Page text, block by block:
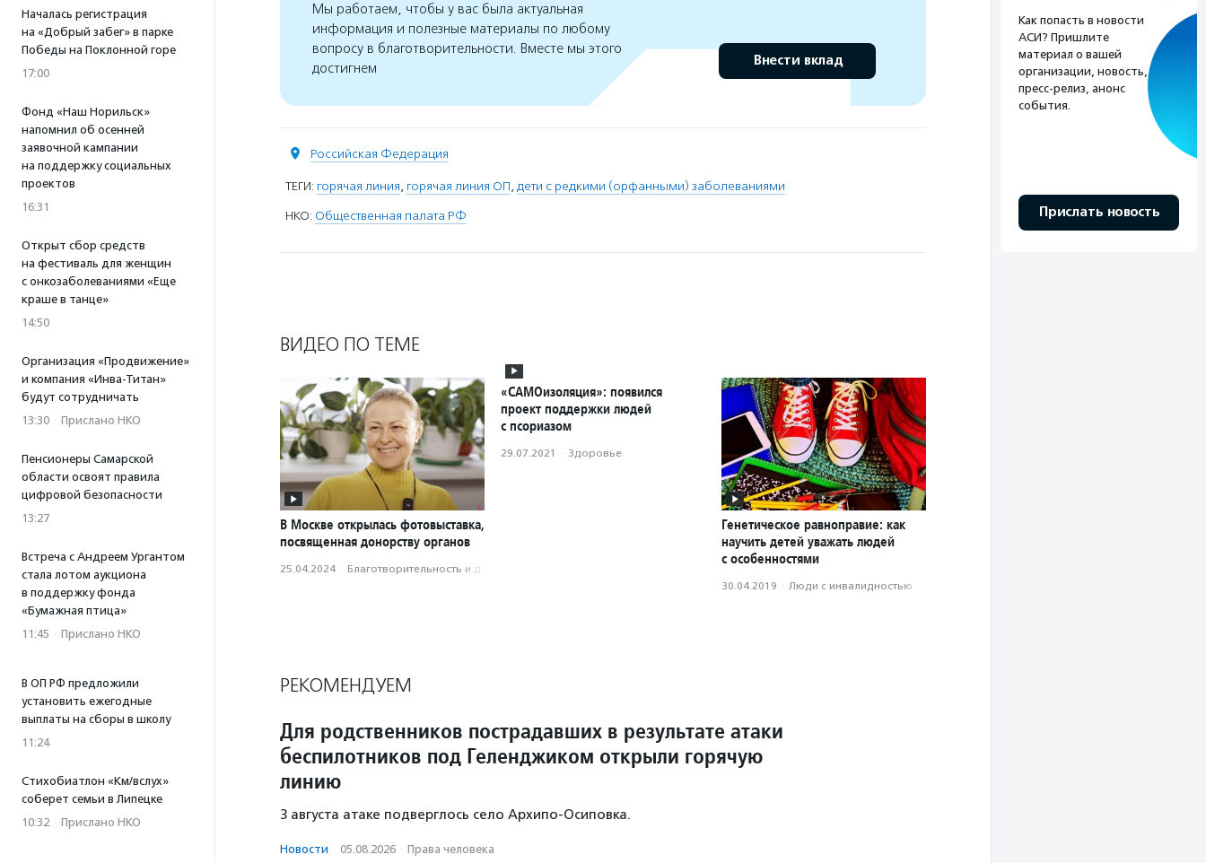
Началась регистрация
на «Добрый забег» в парке
Победы на Поклонной горе
17:00
Фонд «Наш Норильск»
напомнил об осенней
заявочной кампании
на поддержку социальных
проектов
16:31
Открыт сбор средств
на фестиваль для женщин
с онкозаболеваниями «Еще
краше в танце»
14:50
Организация «Продвижение»
и компания «Инва-Титан»
будут сотрудничать
13:30 · Прислано НКО
Пенсионеры Самарской
области освоят правила
цифровой безопасности
13:27
Встреча с Андреем Ургантом
стала лотом аукциона
в поддержку фонда
«Бумажная птица»
11:45 · Прислано НКО
В ОП РФ предложили
установить ежегодные
выплаты на сборы в школу
11:24
Стихобиатлон «Км/вслух»
соберет семьи в Липецке
10:32 · Прислано НКО
Мы работаем, чтобы у вас была актуальная
информация и полезные материалы по любому
вопросу в благотворительности. Вместе мы этого
достигнем
Внести вклад
Российская Федерация
ТЕГИ: горячая линия, горячая линия ОП, дети с редкими (орфанными) заболеваниями
НКО: Общественная палата РФ
ВИДЕО ПО ТЕМЕ
В Москве открылась фотовыставка,
посвященная донорству органов
25.04.2024 · Благотвори­тель­ность и доброволь­чест­во
«САМОизоляция»: появился
проект поддержки людей
с псориазом
29.07.2021 · Здоровье
Генетическое равноправие: как
научить детей уважать людей
с особенностями
30.04.2019 · Люди с инвалидностью
РЕКОМЕНДУЕМ
Для родственников пострадавших в результате атаки
беспилотников под Геленджиком открыли горячую
линию
3 августа атаке подверглось село Архипо‑Осиповка.
Новости · 05.08.2026 · Права человека
Как попасть в новости
АСИ? Пришлите
материал о вашей
организации, новость,
пресс-релиз, анонс
события.
Прислать новость